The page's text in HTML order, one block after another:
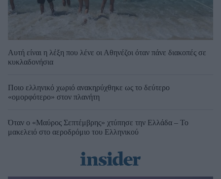
Αυτή είναι η λέξη που λένε οι Αθηνέζοι όταν πάνε διακοπές σε
κυκλαδονήσια
Ποιο ελληνικό χωριό ανακηρύχθηκε ως το δεύτερο
«ομορφότερο» στον πλανήτη
Όταν ο «Μαύρος Σεπτέμβρης» χτύπησε την Ελλάδα – Το
μακελειό στο αεροδρόμιο του Ελληνικού